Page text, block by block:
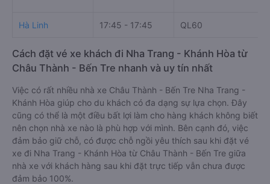
Hà Linh 17:45 - 17:45 QL60
Cách đặt vé xe khách đi Nha Trang - Khánh Hòa từ
Châu Thành - Bến Tre nhanh và uy tín nhất
Việc có rất nhiều nhà xe Châu Thành - Bến Tre Nha Trang -
Khánh Hòa giúp cho du khách có đa dạng sự lựa chọn. Đây
cũng có thể là một điều bất lợi làm cho hàng khách không biết
nên chọn nhà xe nào là phù hợp với mình. Bên cạnh đó, việc
đảm bảo giữ chỗ, có được chỗ ngồi yêu thích sau khi đặt vé
xe đi Nha Trang - Khánh Hòa từ Châu Thành - Bến Tre giữa
nhà xe với khách hàng sau khi đặt trực tiếp vẫn chưa được
đảm bảo 100%.